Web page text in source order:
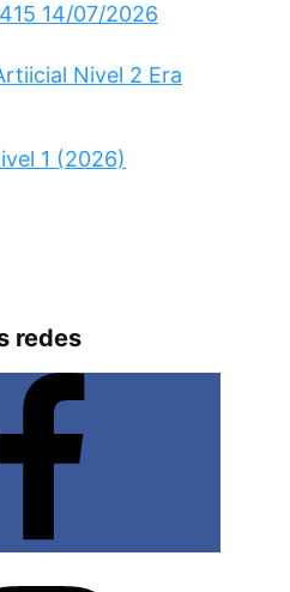
14/07/2026
Nivel 2 Era
1 (2026)
redes